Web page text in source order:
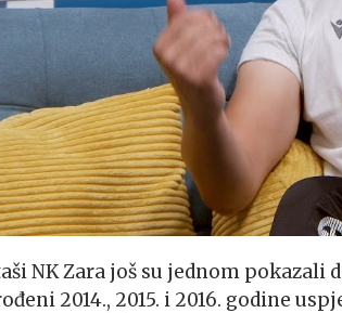
NK Zara još su jednom pokazali
2014., 2015. i 2016. godine